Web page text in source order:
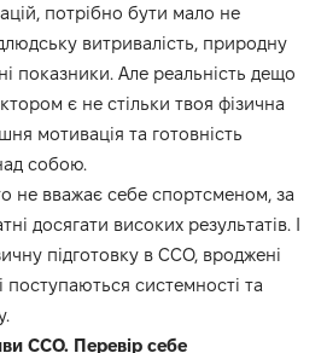
потрібно бути мало не
витривалість, природну
показники. Але реальність дещо
є не стільки твоя фізична
мотивація та готовність
собою.
не вважає себе спортсменом, за
досягати високих результатів. І
підготовку в ССО, вроджені
поступаються системності та
ССО. Перевір себе